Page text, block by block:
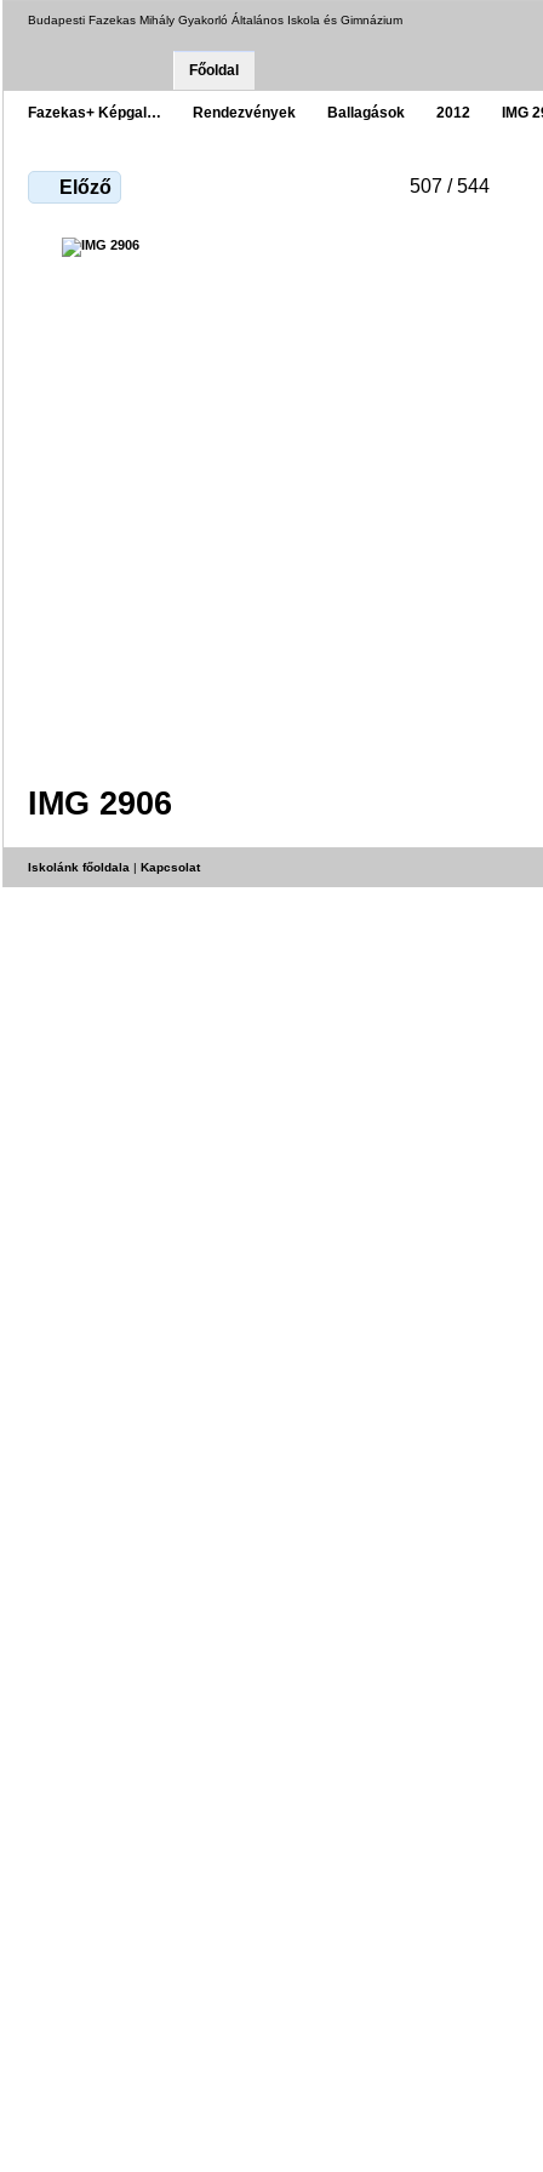
Budapesti Fazekas Mihály Gyakorló Általános Iskola és Gimnázium
Főoldal
Fazekas+ Képgal… Rendezvények Ballagások 2012 IMG
Előző 507 / 544
IMG 2906
Iskolánk főoldala | Kapcsolat